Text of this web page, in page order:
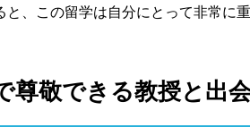
と、この留学は自分にとって非常に
尊敬できる教授と出